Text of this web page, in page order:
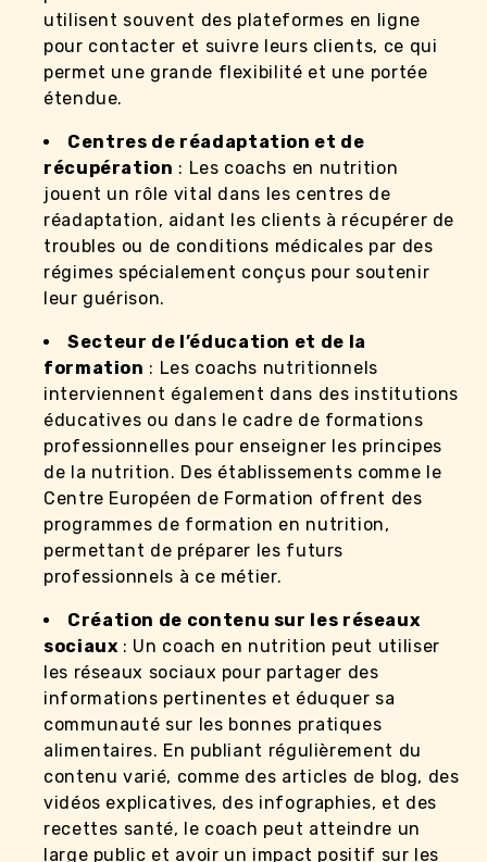
utilisent souvent des plateformes en ligne
pour contacter et suivre leurs clients, ce qui
permet une grande flexibilité et une portée
étendue.
Centres de réadaptation et de
récupération : Les coachs en nutrition
jouent un rôle vital dans les centres de
réadaptation, aidant les clients à récupérer de
troubles ou de conditions médicales par des
régimes spécialement conçus pour soutenir
leur guérison.
Secteur de l’éducation et de la
formation : Les coachs nutritionnels
interviennent également dans des institutions
éducatives ou dans le cadre de formations
professionnelles pour enseigner les principes
de la nutrition. Des établissements comme le
Centre Européen de Formation offrent des
programmes de formation en nutrition,
permettant de préparer les futurs
professionnels à ce métier.
Création de contenu sur les réseaux
sociaux : Un coach en nutrition peut utiliser
les réseaux sociaux pour partager des
informations pertinentes et éduquer sa
communauté sur les bonnes pratiques
alimentaires. En publiant régulièrement du
contenu varié, comme des articles de blog, des
vidéos explicatives, des infographies, et des
recettes santé, le coach peut atteindre un
large public et avoir un impact positif sur les